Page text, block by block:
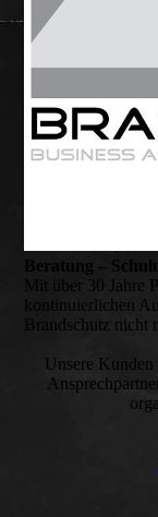
Beratung –
Mit über 30 Jahre
kontinuierlichen
Brandschutz nicht
Unsere Kunden